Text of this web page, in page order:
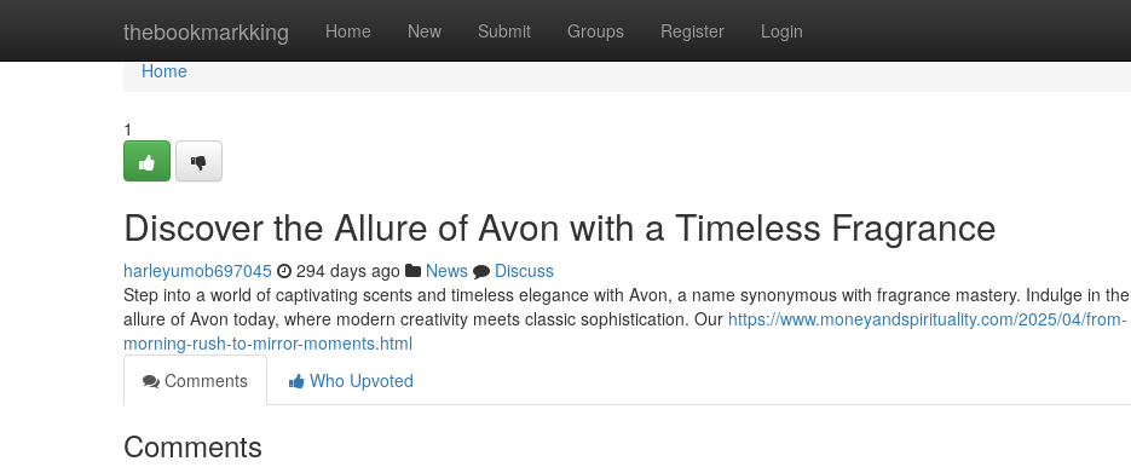
thebookmarkking Home New Submit Groups Register Login
Home
Home
1
Discover the Allure of Avon with a Timeless Fragrance
harleyumob697045 294 days ago News
Discuss
Step into a world of captivating scents and timeless elegance with Avon, a name synonymous with fragrance mastery. Indulge in the
allure of Avon today, where modern creativity meets classic sophistication. Our https://www.moneyandspirituality.com/2025/04/from-
morning-rush-to-mirror-moments.html
Comments
Who Upvoted
Comments